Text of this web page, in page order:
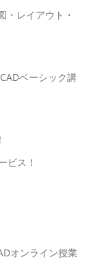
・レイアウト・
ベーシック講
ビス！
オンライン授業